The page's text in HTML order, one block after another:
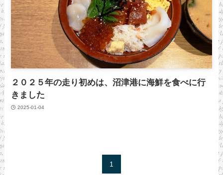
２０２５年の走り初めは、沼津港に海鮮を食べに行
きました
2025-01-04
1